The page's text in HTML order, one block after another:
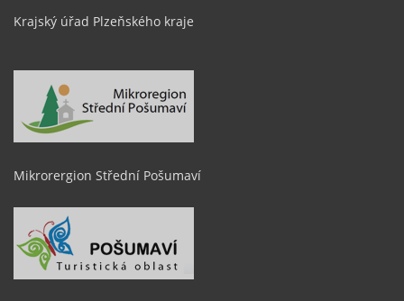
Krajský úřad Plzeňského kraje
Mikrorergion Střední Pošumaví